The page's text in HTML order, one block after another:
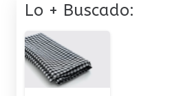
Lo + Buscado: